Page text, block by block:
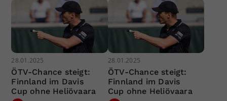
28.01.2025
ÖTV-Chance steigt:
Finnland im Davis
Cup ohne Heliövaara
28.01.2025
ÖTV-Chance steigt:
Finnland im Davis
Cup ohne Heliövaara